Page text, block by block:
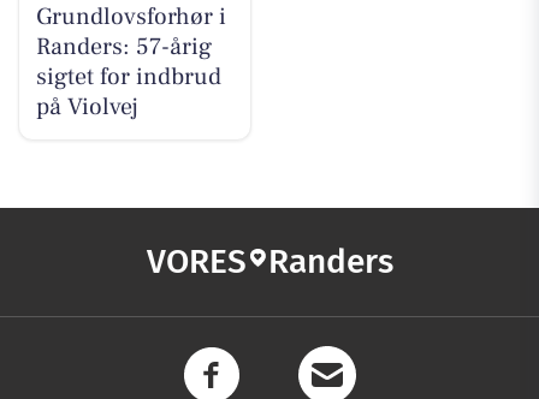
Grundlovsforhør i
Randers: 57-årig
sigtet for indbrud
på Violvej
VORES Randers